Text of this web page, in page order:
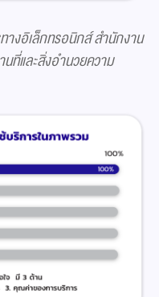
างอิเล็กทรอนิกส์ สำนักงาน
ที่และสิ่งอำนวยความ